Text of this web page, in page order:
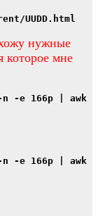
UUDD.html
нужные
которое мне
n -e 166p | awk
n -e 166p | awk